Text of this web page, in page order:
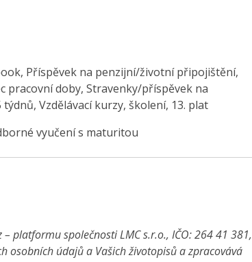
Příspěvek na penzijní/životní připojištění,
pracovní doby, Stravenky/příspěvek na
Vzdělávací kurzy, školení, 13. plat
vyučení s maturitou
platformu společnosti LMC s.r.o., IČO: 264 41 381,
osobních údajů a Vašich životopisů a zpracovává